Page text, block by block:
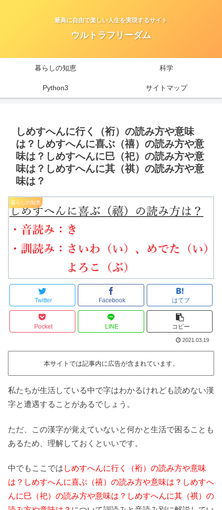
最高に自由で楽しい人生を実現するサイト
ウルトラフリーダム
暮らしの知恵 科学
Python3 サイトマップ
しめすへんに行く（裄）の読み方や意味
は？しめすへんに喜ぶ（禧）の読み方や意
味は？しめすへんに巳（祀）の読み方や意
味は？しめすへんに其（祺）の読み方や意
味は？
暮らしの知恵
Twitter Facebook はてブ
Pocket LINE コピー
2021.03.19
本サイトでは記事内に広告が含まれています。
私たちが生活している中で字はわかるけれども読めない漢
字と遭遇することがあるでしょう。
ただ、この漢字が覚えていないと何かと生活で困ることも
あるため、理解しておくといいです。
中でもここでは しめすへんに行く（裄）の読み方や意味
は？しめすへんに喜ぶ（禧）の読み方や意味は？しめすへ
んに巳（祀）の読み方や意味は？しめすへんに其（祺）の